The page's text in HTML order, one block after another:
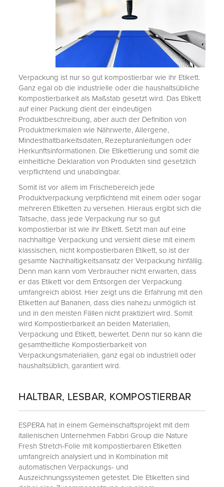
Verpackung ist nur so gut kompostierbar wie ihr Etikett.
Ganz egal ob die industrielle oder die haushaltsübliche
Kompostierbarkeit als Maßstab gesetzt wird. Das Etikett
auf einer Packung dient der eindeutigen
Produktbeschreibung, aber auch der Definition von
Produktmerkmalen wie Nährwerte, Allergene,
Mindesthaltbarkeitsdaten, Rezepturanleitungen oder
Herkunftsinformationen. Die Etikettierung und somit die
einheitliche Deklaration von Produkten sind gesetzlich
verpflichtend und unabdingbar.
Somit ist vor allem im Frischebereich jede
Produktverpackung verpflichtend mit einem oder sogar
mehreren Etiketten zu versehen. Hieraus ergibt sich die
Tatsache, dass jede Verpackung nur so gut
kompostierbar ist wie ihr Etikett. Setzt man auf eine
nachhaltige Verpackung und versieht diese mit einem
klassischen, nicht kompostierbaren Etikett, so ist der
gesamte Nachhaltigkeitsansatz der Verpackung hinfällig.
Denn man kann vom Verbraucher nicht erwarten, dass
er das Etikett vor dem Entsorgen der Verpackung
umfangreich ablöst. Hier zeigt uns die Erfahrung mit den
Etiketten auf Bananen, dass dies nahezu unmöglich ist
und in den meisten Fällen nicht praktiziert wird. Somit
wird Kompostierbarkeit an beiden Materialien,
Verpackung und Etikett, bewertet. Denn nur so kann die
gesamtheitliche Kompostierbarkeit von
Verpackungsmaterialien, ganz egal ob industriell oder
haushaltsüblich, garantiert wird.
HALTBAR, LESBAR, KOMPOSTIERBAR
ESPERA hat in einem Gemeinschaftsprojekt mit dem
italienischen Unternehmen Fabbri Group die Nature
Fresh Stretch-Folie mit kompostierbaren Etiketten
umfangreich analysiert und in Kombination mit
automatischen Verpackungs- und
Auszeichnungssystemen getestet. Die Etiketten sind